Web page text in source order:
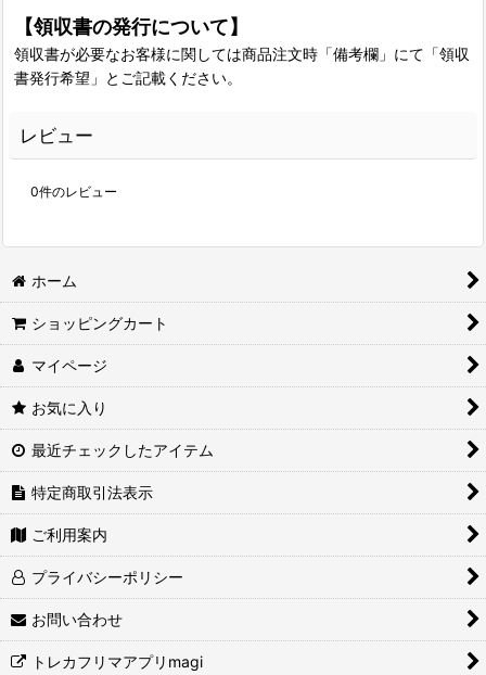
【領収書の発行について】
領収書が必要なお客様に関しては商品注文時「備考欄」にて「領収
書発行希望」とご記載ください。
レビュー
0件のレビュー
ホーム
ショッピングカート
マイページ
お気に入り
最近チェックしたアイテム
特定商取引法表示
ご利用案内
プライバシーポリシー
お問い合わせ
トレカフリマアプリmagi